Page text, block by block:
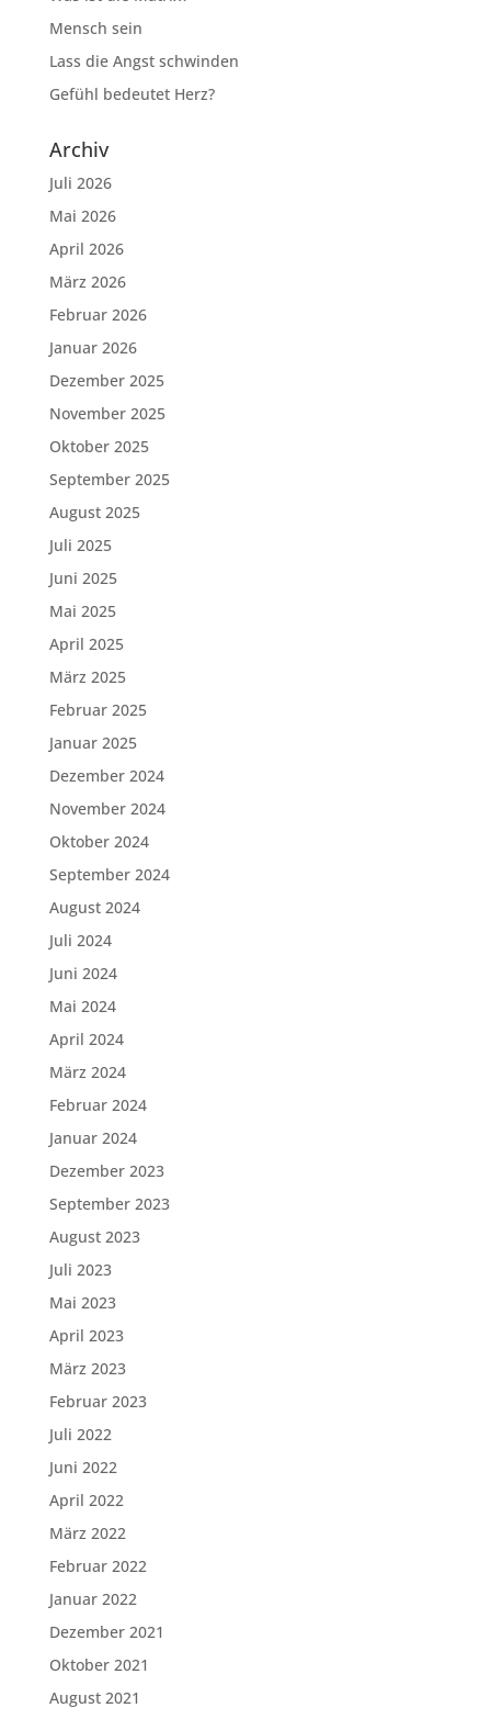
Mensch sein
Lass die Angst schwinden
Gefühl bedeutet Herz?
Archiv
Juli 2026
Mai 2026
April 2026
März 2026
Februar 2026
Januar 2026
Dezember 2025
November 2025
Oktober 2025
September 2025
August 2025
Juli 2025
Juni 2025
Mai 2025
April 2025
März 2025
Februar 2025
Januar 2025
Dezember 2024
November 2024
Oktober 2024
September 2024
August 2024
Juli 2024
Juni 2024
Mai 2024
April 2024
März 2024
Februar 2024
Januar 2024
Dezember 2023
September 2023
August 2023
Juli 2023
Mai 2023
April 2023
März 2023
Februar 2023
Juli 2022
Juni 2022
April 2022
März 2022
Februar 2022
Januar 2022
Dezember 2021
Oktober 2021
August 2021